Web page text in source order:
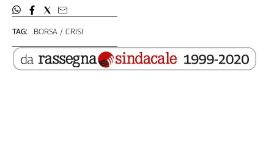
Flc
Slc
Spi
TAG: BORSA CRISI